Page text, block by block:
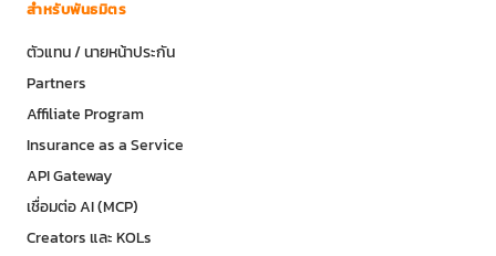
สำหรับพันธมิตร
ตัวแทน / นายหน้าประกัน
Partners
Affiliate Program
Insurance as a Service
API Gateway
เชื่อมต่อ AI (MCP)
Creators และ KOLs